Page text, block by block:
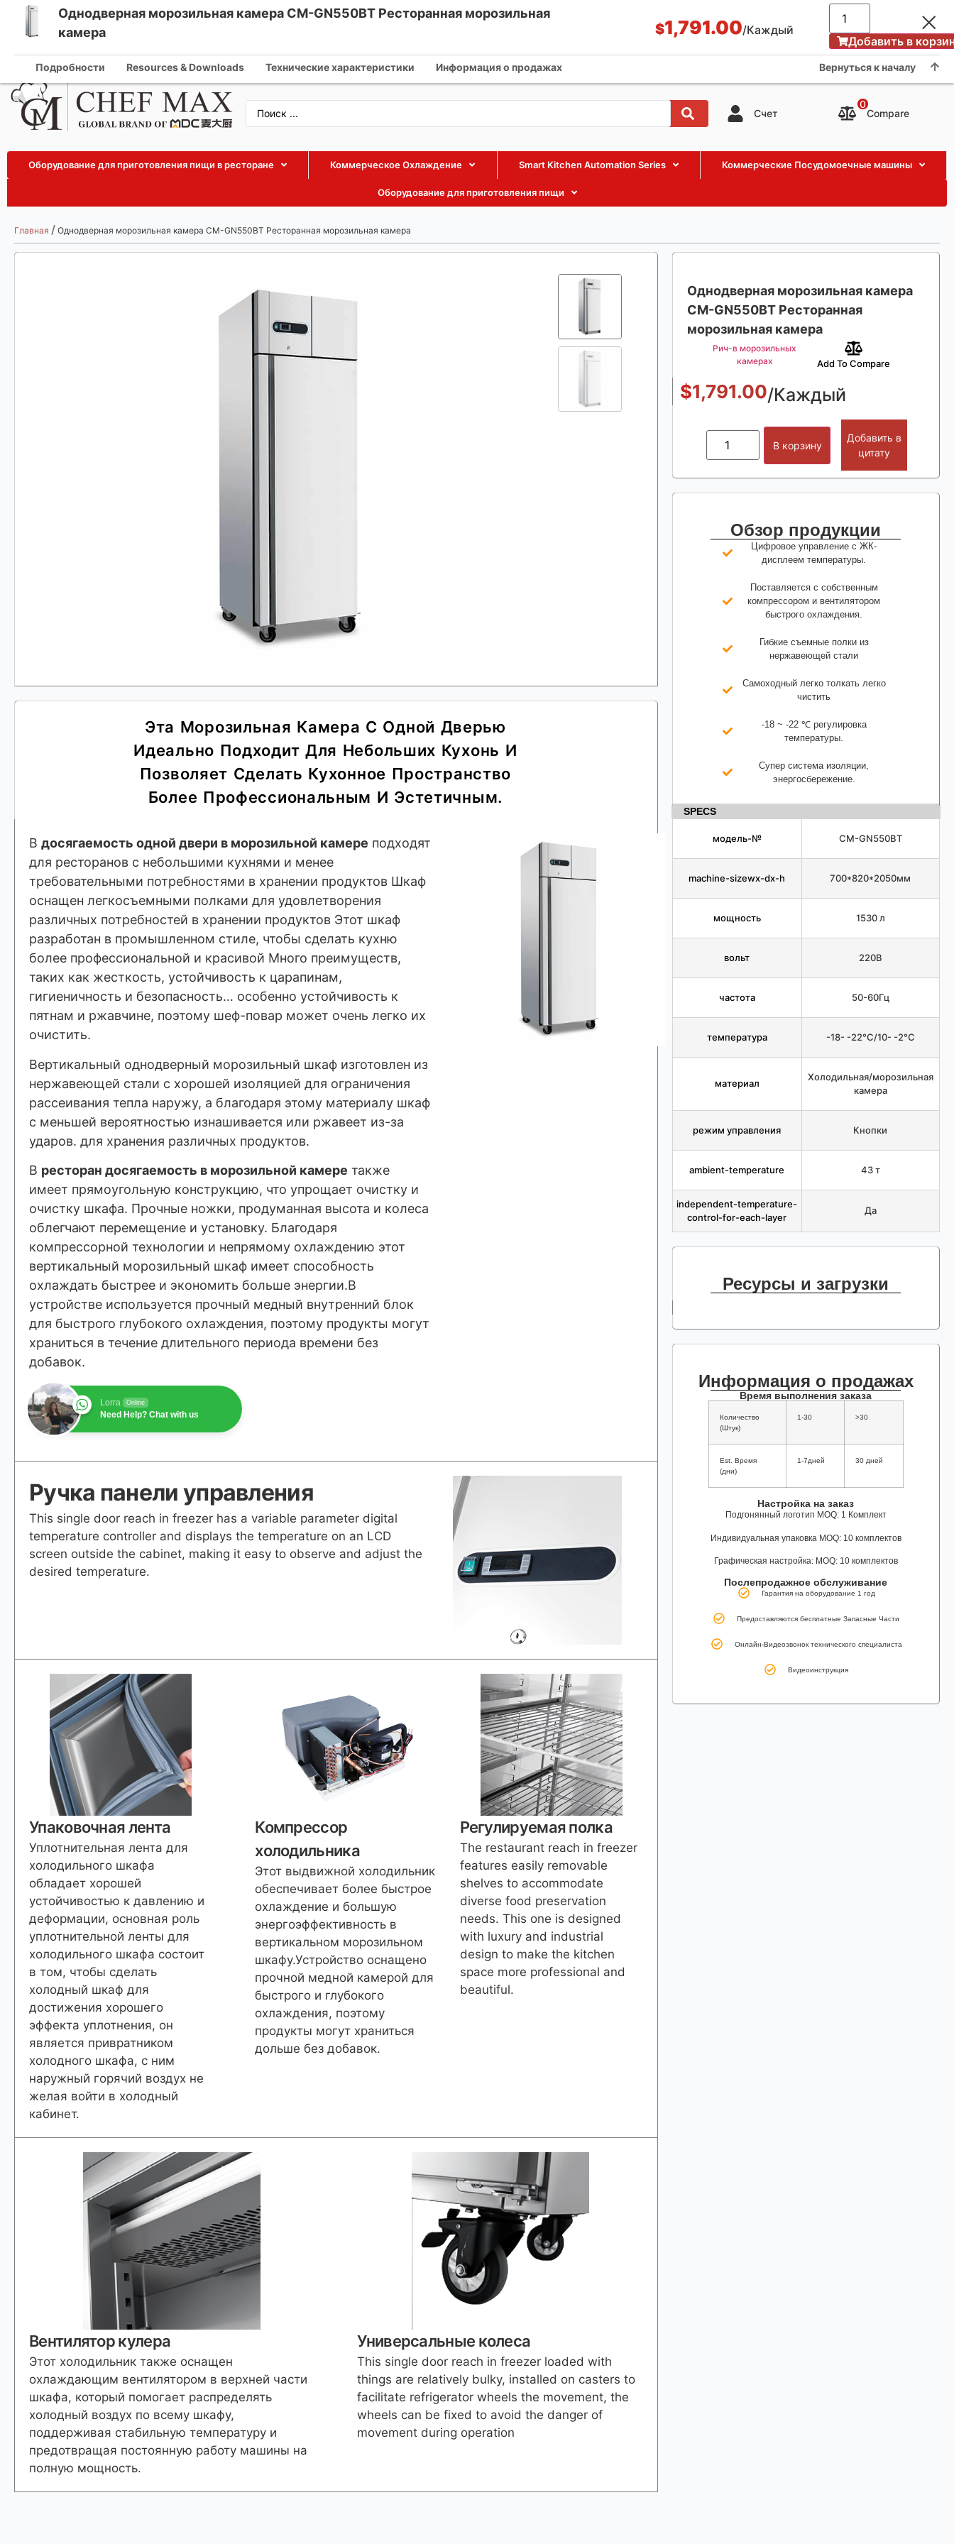
Russian
English
French
Spanish
Turkish
Indonesian
Применение и случай О нас
Счет Compare
0
Оборудование для приготовления пищи в ресторане Коммерческое Охлаждение Smart Kitchen Automation Series Коммерческие Посудомоечные машины
Оборудование для приготовления пищи
Главная / Однодверная морозильная камера CM-GN550BT Ресторанная морозильная камера
Эта Морозильная Камера С Одной Дверью
Идеально Подходит Для Небольших Кухонь И
Позволяет Сделать Кухонное Пространство
Более Профессиональным И Эстетичным.
В досягаемость одной двери в морозильной камере подходят
для ресторанов с небольшими кухнями и менее
требовательными потребностями в хранении продуктов Шкаф
оснащен легкосъемными полками для удовлетворения
различных потребностей в хранении продуктов Этот шкаф
разработан в промышленном стиле, чтобы сделать кухню
более профессиональной и красивой Много преимуществ,
таких как жесткость, устойчивость к царапинам,
гигиеничность и безопасность… особенно устойчивость к
пятнам и ржавчине, поэтому шеф-повар может очень легко их
очистить.
Вертикальный однодверный морозильный шкаф изготовлен из
нержавеющей стали с хорошей изоляцией для ограничения
рассеивания тепла наружу, а благодаря этому материалу шкаф
с меньшей вероятностью изнашивается или ржавеет из-за
ударов. для хранения различных продуктов.
В ресторан досягаемость в морозильной камере также
имеет прямоугольную конструкцию, что упрощает очистку и
очистку шкафа. Прочные ножки, продуманная высота и колеса
облегчают перемещение и установку. Благодаря
компрессорной технологии и непрямому охлаждению этот
вертикальный морозильный шкаф имеет способность
охлаждать быстрее и экономить больше энергии.В
устройстве используется прочный медный внутренний блок
для быстрого глубокого охлаждения, поэтому продукты могут
храниться в течение длительного периода времени без
добавок.
Lorra Online
Need Help? Chat with us
Ручка панели управления
This single door reach in freezer has a variable parameter digital
temperature controller and displays the temperature on an LCD
screen outside the cabinet, making it easy to observe and adjust the
desired temperature.
Упаковочная лента
Уплотнительная лента для
холодильного шкафа
обладает хорошей
устойчивостью к давлению и
деформации, основная роль
уплотнительной ленты для
холодильного шкафа состоит
в том, чтобы сделать
холодный шкаф для
достижения хорошего
эффекта уплотнения, он
является привратником
холодного шкафа, с ним
наружный горячий воздух не
желая войти в холодный
кабинет.
Компрессор
холодильника
Этот выдвижной холодильник
обеспечивает более быстрое
охлаждение и большую
энергоэффективность в
вертикальном морозильном
шкафу.Устройство оснащено
прочной медной камерой для
быстрого и глубокого
охлаждения, поэтому
продукты могут храниться
дольше без добавок.
Регулируемая полка
The restaurant reach in freezer
features easily removable
shelves to accommodate
diverse food preservation
needs. This one is designed
with luxury and industrial
design to make the kitchen
space more professional and
beautiful.
Вентилятор кулера
Этот холодильник также оснащен
охлаждающим вентилятором в верхней части
шкафа, который помогает распределять
холодный воздух по всему шкафу,
поддерживая стабильную температуру и
предотвращая постоянную работу машины на
полную мощность.
Универсальные колеса
This single door reach in freezer loaded with
things are relatively bulky, installed on casters to
facilitate refrigerator wheels​ the movement, the
wheels can be fixed to avoid the danger of
movement during operation
Однодверная морозильная камера
CM-GN550BT Ресторанная
морозильная камера
Рич-в морозильных
камерах
Add To Compare
$1,791.00/Каждый
В корзину
Добавить в
цитату
Обзор продукции
Цифровое управление с ЖК-
дисплеем температуры.
Поставляется с собственным
компрессором и вентилятором
быстрого охлаждения.
Гибкие съемные полки из
нержавеющей стали
Самоходный легко толкать легко
чистить
-18 ~ -22 ℃ регулировка
температуры.
Супер система изоляции,
энергосбережение.
SPECS
модель-№ СМ-GN550BT
machine-sizewx-dx-h 700*820*2050мм
мощность 1530 л
вольт 220В
частота 50-60Гц
температура -18- -22°С/10- -2°С
материал
Холодильная/морозильная
камера
режим управления Кнопки
ambient-temperature 43 т
independent-temperature-
control-for-each-layer
Да
Ресурсы и загрузки
Информация о продажах
Время выполнения заказа
Количество
(Штук)
1-30 >30
Est. Время
(дни)
1-7дней 30 дней
Настройка на заказ
Подгонянный логотип MOQ: 1 Комплект
Индивидуальная упаковка MOQ: 10 комплектов
Графическая настройка: MOQ: 10 комплектов
Послепродажное обслуживание
Гарантия на оборудование 1 год
Предоставляются бесплатные Запасные Части
Онлайн-Видеозвонок технического специалиста
Видеоинструкция
Однодверная морозильная камера CM-GN550BT Ресторанная морозильная
камера
$1,791.00/Каждый
Добавить в
Подробности Resources & Downloads Технические характеристики Информация о продажах Вернуться к началу